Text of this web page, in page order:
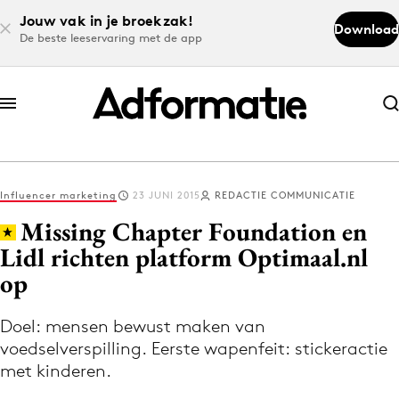
Jouw vak in je broekzak!
De beste leeservaring met de app
Download
Abonneer nu
Abonneer nu
Log in
Volg het laatste nieuws via de Adformatie
Nieuws app
Influencer marketing 23 JUNI 2015 REDACTIE COMMUNICATIE
Missing Chapter Foundation en
Lidl richten platform Optimaal.nl
op
Doel: mensen bewust maken van
voedselverspilling. Eerste wapenfeit: stickeractie
met kinderen.